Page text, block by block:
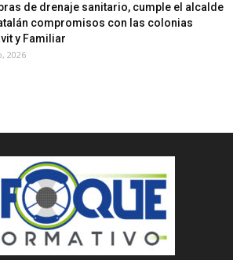
de drenaje sanitario, cumple el alcalde
compromisos con las colonias
y Familiar
2026